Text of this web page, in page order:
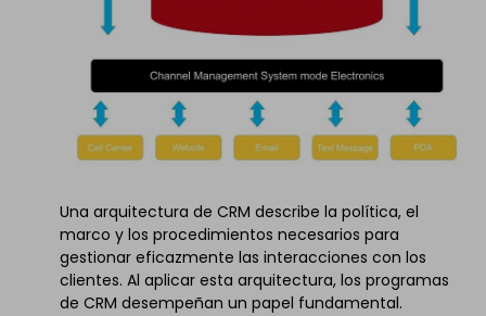
Una arquitectura de CRM describe la política, el
marco y los procedimientos necesarios para
gestionar eficazmente las interacciones con los
clientes. Al aplicar esta arquitectura, los programas
de CRM desempeñan un papel fundamental.